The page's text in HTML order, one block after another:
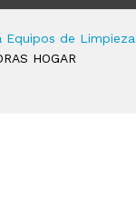
Equipos de Limpieza
HOGAR